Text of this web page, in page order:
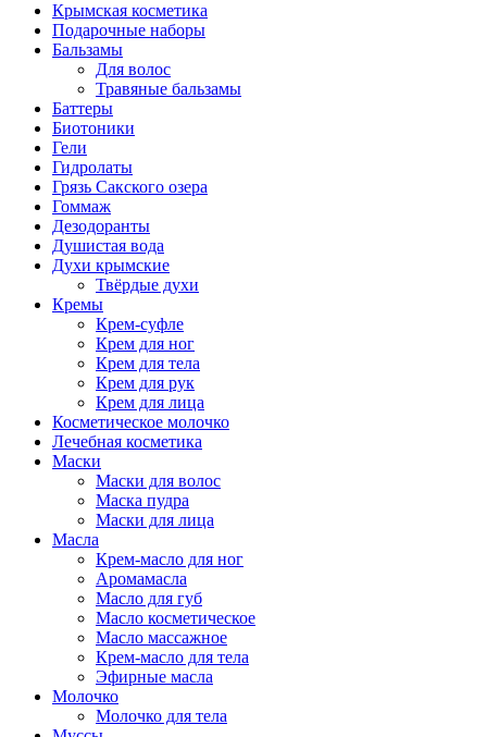
Крымская косметика
Подарочные наборы
Бальзамы
Для волос
Травяные бальзамы
Баттеры
Биотоники
Гели
Гидролаты
Грязь Сакского озера
Гоммаж
Дезодоранты
Душистая вода
Духи крымские
Твёрдые духи
Кремы
Крем-суфле
Крем для ног
Крем для тела
Крем для рук
Крем для лица
Косметическое молочко
Лечебная косметика
Маски
Маски для волос
Маска пудра
Маски для лица
Масла
Крем-масло для ног
Аромамасла
Масло для губ
Масло косметическое
Масло массажное
Крем-масло для тела
Эфирные масла
Молочко
Молочко для тела